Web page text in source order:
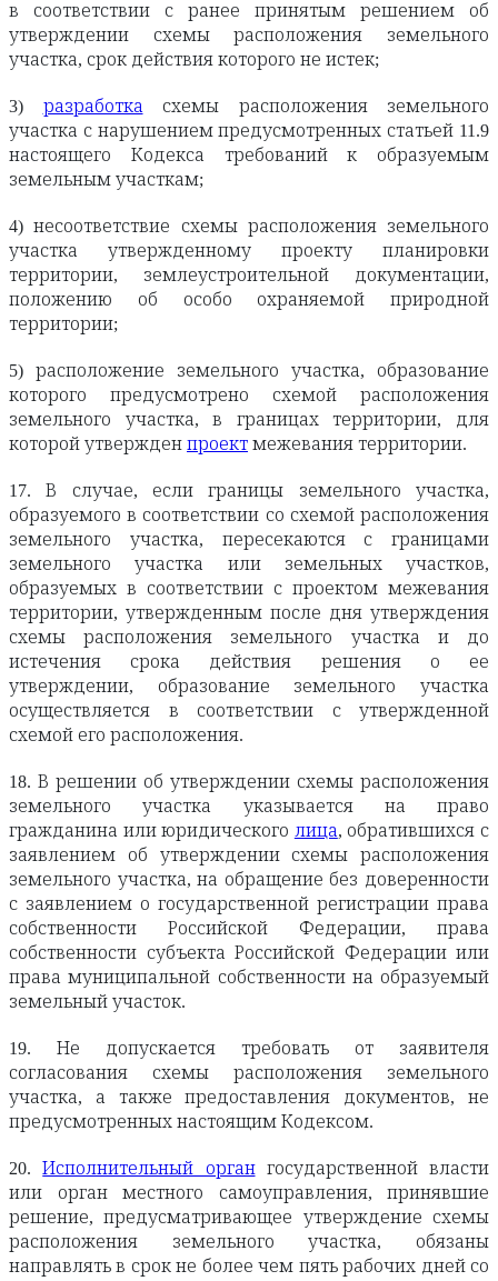
в соответствии с ранее принятым решением об
утверждении схемы расположения земельного
участка, срок действия которого не истек;
3) разработка схемы расположения земельного
участка с нарушением предусмотренных статьей 11.9
настоящего Кодекса требований к образуемым
земельным участкам;
4) несоответствие схемы расположения земельного
участка утвержденному проекту планировки
территории, землеустроительной документации,
положению об особо охраняемой природной
территории;
5) расположение земельного участка, образование
которого предусмотрено схемой расположения
земельного участка, в границах территории, для
которой утвержден проект межевания территории.
17. В случае, если границы земельного участка,
образуемого в соответствии со схемой расположения
земельного участка, пересекаются с границами
земельного участка или земельных участков,
образуемых в соответствии с проектом межевания
территории, утвержденным после дня утверждения
схемы расположения земельного участка и до
истечения срока действия решения о ее
утверждении, образование земельного участка
осуществляется в соответствии с утвержденной
схемой его расположения.
18. В решении об утверждении схемы расположения
земельного участка указывается на право
гражданина или юридического лица, обратившихся с
заявлением об утверждении схемы расположения
земельного участка, на обращение без доверенности
с заявлением о государственной регистрации права
собственности Российской Федерации, права
собственности субъекта Российской Федерации или
права муниципальной собственности на образуемый
земельный участок.
19. Не допускается требовать от заявителя
согласования схемы расположения земельного
участка, а также предоставления документов, не
предусмотренных настоящим Кодексом.
20.Исполнительный органгосударственной власти
или орган местного самоуправления, принявшие
решение, предусматривающее утверждение схемы
расположения земельного участка, обязаны
направлять в срок не более чем пять рабочих дней со